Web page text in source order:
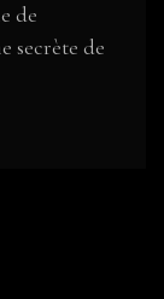
de
secrète de